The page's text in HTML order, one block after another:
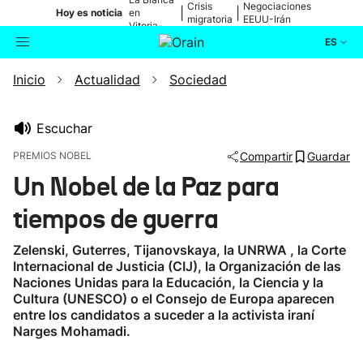
Hoy es noticia en
Vitoria-
Gasteiz
Crisis
migratoria
Negociaciones
EEUU-Irán
ES
Buscador Actualidad
Ikusmiran
Eguraldia
Inicio Actualidad Sociedad
Escuchar
PREMIOS NOBEL Compartir Guardar
Un Nobel de la Paz para
tiempos de guerra
Zelenski, Guterres, Tijanovskaya, la UNRWA , la Corte
Internacional de Justicia (CIJ), la Organización de las
Naciones Unidas para la Educación, la Ciencia y la
Cultura (UNESCO) o el Consejo de Europa aparecen
entre los candidatos a suceder a la activista iraní
Narges Mohamadi.